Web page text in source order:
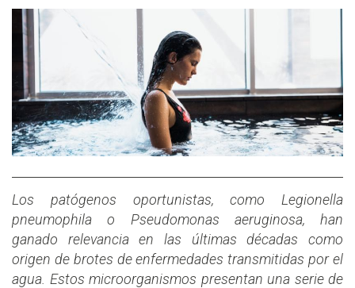
Los patógenos oportunistas, como Legionella
pneumophila o Pseudomonas aeruginosa, han
ganado relevancia en las últimas décadas como
origen de brotes de enfermedades transmitidas por el
agua. Estos microorganismos presentan una serie de